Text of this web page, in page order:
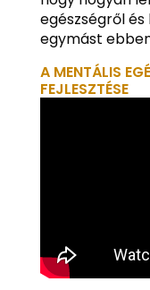
egészségről
egymást
A MENTÁLIS
FEJLESZTÉSE